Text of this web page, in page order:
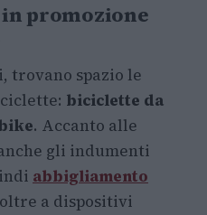
promozione
trovano spazio le
biciclette da
. Accanto alle
gli indumenti
abbigliamento
oltre a dispositivi